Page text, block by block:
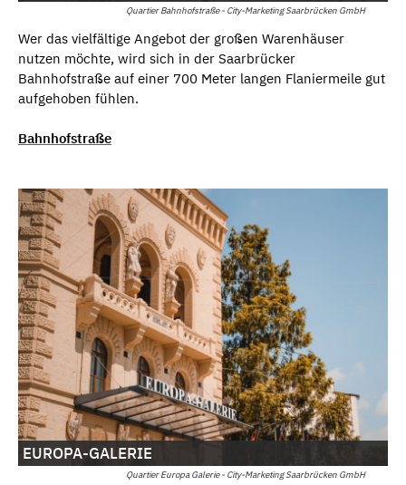
Quartier Bahnhofstraße - City-Marketing Saarbrücken GmbH
Wer das vielfältige Angebot der großen Warenhäuser
nutzen möchte, wird sich in der Saarbrücker
Bahnhofstraße auf einer 700 Meter langen Flaniermeile gut
aufgehoben fühlen.
Bahnhofstraße
Quartier Europa Galerie - City-Marketing Saarbrücken GmbH
EUROPA-GALERIE